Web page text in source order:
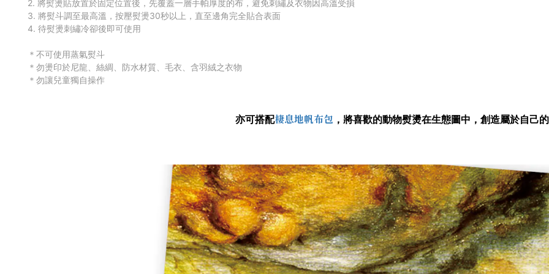
2. 將熨燙貼放置於固定位置後，先覆蓋一層手帕厚度的布，避免刺繡及衣物因高溫受損
3. 將熨斗調至最高溫，按壓熨燙30秒以上，直至邊角完全貼合表面
4. 待熨燙刺繡冷卻後即可使用
＊不可使用蒸氣熨斗
＊勿燙印於尼龍、絲綢、防水材質 、毛衣
含羽絨之衣物
＊勿讓兒童獨自操作
亦可搭配棲息地帆布包 ， 將喜歡的動物熨燙在生態圖中，創造屬於自己